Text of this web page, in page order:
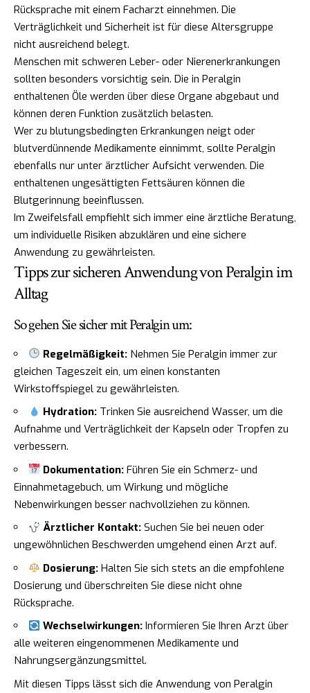
Rücksprache mit einem Facharzt einnehmen. Die
Verträglichkeit und Sicherheit ist für diese Altersgruppe
nicht ausreichend belegt.
Menschen mit schweren Leber- oder Nierenerkrankungen
sollten besonders vorsichtig sein. Die in Peralgin
enthaltenen Öle werden über diese Organe abgebaut und
können deren Funktion zusätzlich belasten.
Wer zu blutungsbedingten Erkrankungen neigt oder
blutverdünnende Medikamente einnimmt, sollte Peralgin
ebenfalls nur unter ärztlicher Aufsicht verwenden. Die
enthaltenen ungesättigten Fettsäuren können die
Blutgerinnung beeinflussen.
Im Zweifelsfall empfiehlt sich immer eine ärztliche Beratung,
um individuelle Risiken abzuklären und eine sichere
Anwendung zu gewährleisten.
Tipps zur sicheren Anwendung von Peralgin im
Alltag
So gehen Sie sicher mit Peralgin um:
Regelmäßigkeit: Nehmen Sie Peralgin immer zur
gleichen Tageszeit ein, um einen konstanten
Wirkstoffspiegel zu gewährleisten.
Hydration: Trinken Sie ausreichend Wasser, um die
Aufnahme und Verträglichkeit der Kapseln oder Tropfen zu
verbessern.
Dokumentation: Führen Sie ein Schmerz- und
Einnahmetagebuch, um Wirkung und mögliche
Nebenwirkungen besser nachvollziehen zu können.
Ärztlicher Kontakt: Suchen Sie bei neuen oder
ungewöhnlichen Beschwerden umgehend einen Arzt auf.
Dosierung: Halten Sie sich stets an die empfohlene
Dosierung und überschreiten Sie diese nicht ohne
Rücksprache.
Wechselwirkungen: Informieren Sie Ihren Arzt über
alle weiteren eingenommenen Medikamente und
Nahrungsergänzungsmittel.
Mit diesen Tipps lässt sich die Anwendung von Peralgin